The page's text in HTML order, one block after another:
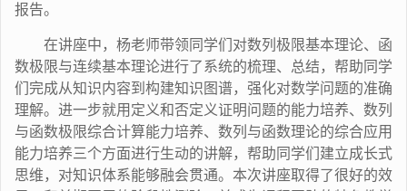
报告。
在讲座中，杨老师带领同学们对数列极限基本理论、函
数极限与连续基本理论进行了系统的梳理、总结，帮助同学
们完成从知识内容到构建知识图谱，强化对数学问题的准确
理解。进一步就用定义和否定义证明问题的能力培养、数列
与函数极限综合计算能力培养、数列与函数理论的综合应用
能力培养三个方面进行生动的讲解，帮助同学们建立成长式
思维，对知识体系能够融会贯通。本次讲座取得了很好的效